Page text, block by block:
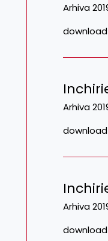
Arhiva
Arhiva
Arhiva